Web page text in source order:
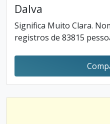
Dalva
Significa Muito Clara.
registros de 83815